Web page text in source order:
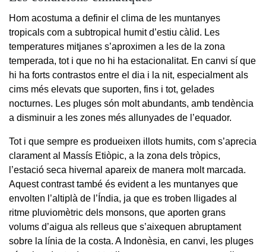
Hom acostuma a definir el clima de les muntanyes
tropicals com a subtropical humit d’estiu càlid. Les
temperatures mitjanes s’aproximen a les de la zona
temperada, tot i que no hi ha estacionalitat. En canvi sí que
hi ha forts contrastos entre el dia i la nit, especialment als
cims més elevats que suporten, fins i tot, gelades
nocturnes. Les pluges són molt abundants, amb tendència
a disminuir a les zones més allunyades de l’equador.
Tot i que sempre es produeixen illots humits, com s’aprecia
clarament al Massís Etiòpic, a la zona dels tròpics,
l’estació seca hivernal apareix de manera molt marcada.
Aquest contrast també és evident a les muntanyes que
envolten l’altiplà de l’Índia, ja que es troben lligades al
ritme pluviomètric dels monsons, que aporten grans
volums d’aigua als relleus que s’aixequen abruptament
sobre la línia de la costa. A Indonèsia, en canvi, les pluges